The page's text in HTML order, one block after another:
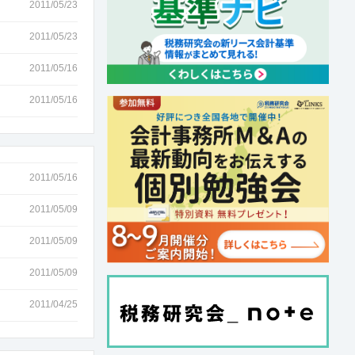
2011/05/23
2011/05/23
2011/05/16
2011/05/16
2011/05/16
2011/05/09
2011/05/09
2011/05/09
2011/04/25